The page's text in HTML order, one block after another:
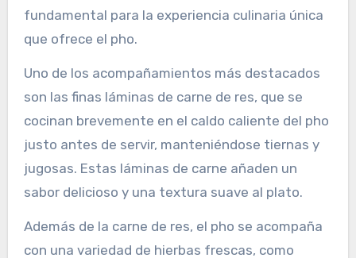
fundamental para la experiencia culinaria única
que ofrece el pho.
Uno de los acompañamientos más destacados
son las finas láminas de carne de res, que se
cocinan brevemente en el caldo caliente del pho
justo antes de servir, manteniéndose tiernas y
jugosas. Estas láminas de carne añaden un
sabor delicioso y una textura suave al plato.
Además de la carne de res, el pho se acompaña
con una variedad de hierbas frescas, como